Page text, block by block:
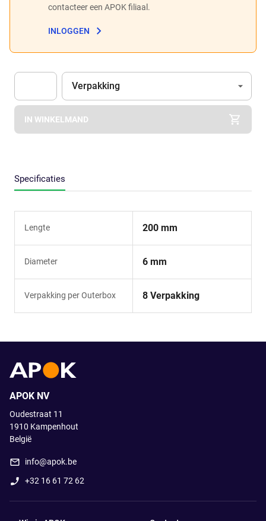
contacteer een APOK filiaal.
INLOGGEN
Apok.Product.Detail.AddToCart.Quantity (Optioneel)
Eenheid
Verpakking
IN WINKELMAND
Specificaties
Lengte 200 mm
Diameter 6 mm
Verpakking per Outerbox 8 Verpakking
APOK NV
Oudestraat 11
1910 Kampenhout
België
info@apok.be
+32 16 61 72 62